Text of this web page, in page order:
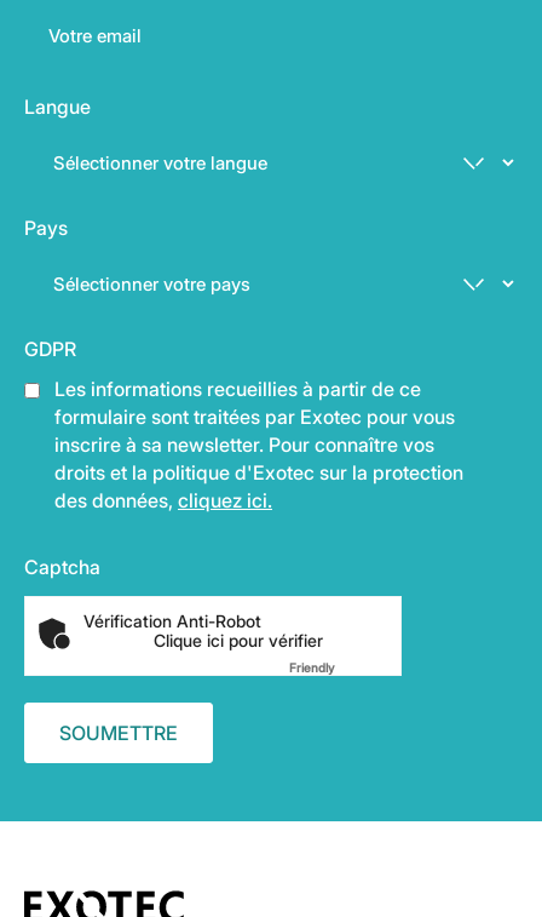
Langue
Pays
GDPR
Les informations recueillies à partir de ce
formulaire sont traitées par Exotec pour vous
inscrire à sa newsletter. Pour connaître vos
droits et la politique d'Exotec sur la protection
des données, cliquez ici.
Captcha
Vérification Anti-Robot
Clique ici pour vérifier
FriendlyCaptcha ⇗